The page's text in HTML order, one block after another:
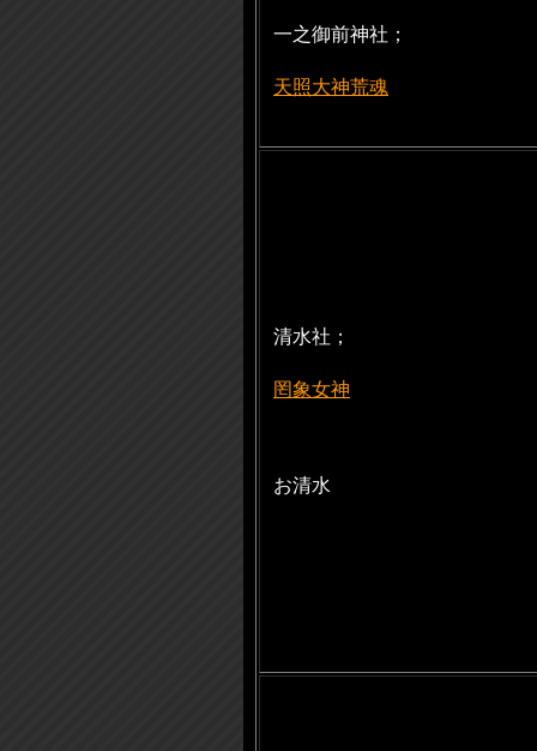
一之御前神社；
天照大神荒魂
清水社；
罔象女神
お清水